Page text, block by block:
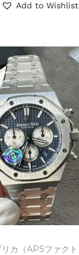
Add to Wishlist
カ（APSファクト